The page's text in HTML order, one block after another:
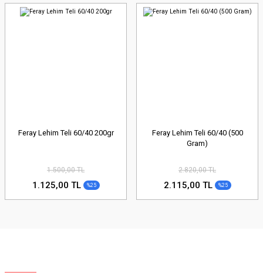
Feray Lehim Teli 60/40 200gr
1.500,00 TL
1.125,00 TL %25
Feray Lehim Teli 60/40 (500
Gram)
2.820,00 TL
2.115,00 TL %25